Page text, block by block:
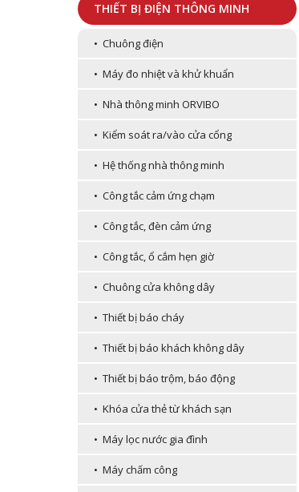
THIẾT BỊ ĐIỆN THÔNG MINH
• Chuông điện
• Máy đo nhiệt và khử khuẩn
• Nhà thông minh ORVIBO
• Kiểm soát ra/vào cửa cổng
• Hệ thống nhà thông minh
• Công tắc cảm ứng chạm
• Công tắc, đèn cảm ứng
• Công tắc, ổ cắm hẹn giờ
• Chuông cửa không dây
• Thiết bị báo cháy
• Thiết bị báo khách không dây
• Thiết bị báo trộm, báo động
• Khóa cửa thẻ từ khách sạn
• Máy lọc nước gia đình
• Máy chấm công